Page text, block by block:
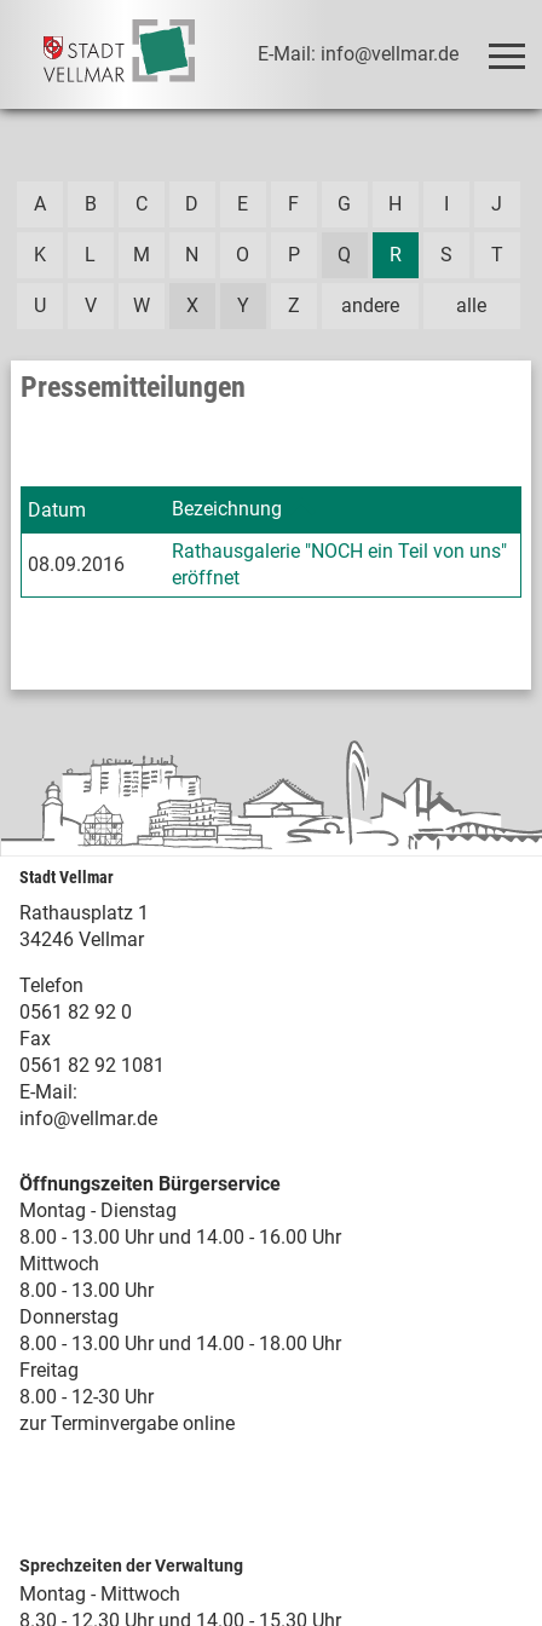
E-Mail: info@vellmar.de
alle
A B C D E F G H I J
K L M N O P Q R S T
U V W X Y Z andere
Pressemitteilungen
Datum Bezeichnung
08.09.2016
Rathausgalerie "NOCH ein Teil von uns"
eröffnet
Stadt Vellmar
Rathausplatz 1
34246 Vellmar
Telefon
0561 82 92 0
Fax
0561 82 92 1081
E-Mail:
info@vellmar.de
Öffnungszeiten Bürgerservice
Montag - Dienstag
8.00 - 13.00 Uhr und 14.00 - 16.00 Uhr
Mittwoch
8.00 - 13.00 Uhr
Donnerstag
8.00 - 13.00 Uhr und 14.00 - 18.00 Uhr
Freitag
8.00 - 12-30 Uhr
zur Terminvergabe online
Sprechzeiten der Verwaltung
Montag - Mittwoch
8.30 - 12.30 Uhr und 14.00 - 15.30 Uhr